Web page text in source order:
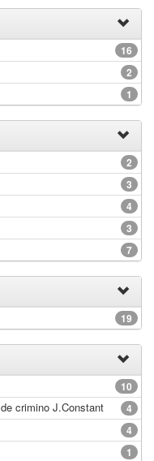
16
2
1
2
3
4
3
7
19
10
4
crimino J.Constant
4
1